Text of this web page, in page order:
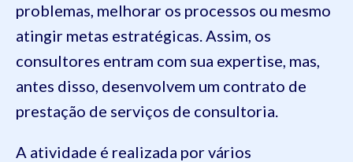
problemas, melhorar os processos ou mesmo
atingir metas estratégicas. Assim, os
consultores entram com sua expertise, mas,
antes disso, desenvolvem um contrato de
prestação de serviços de consultoria.
A atividade é realizada por vários